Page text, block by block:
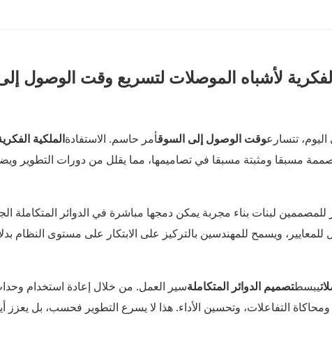
لأشباه الموصلات لتسريع وقت الوصول
تتسارعوقت الوصول إلى السوقأمر حاسم. الاستفادةالملكية
مسبقا ومثبتة مسبقا في تصاميمها، مما يقلل من دورات التطوير
للمصممين لبنات بناء مجربة يمكن دمجها مباشرة في الدوائر المتكاملة
ويسمح للمهندسين بالتركيز على الابتكار على مستوى النظام
يبسطتصميم الدوائر المتكاملةسير العمل. من خلال إعادة استخدام
التفاعلات، وتحسين الأداء. هذا لا يسرع التطوير فحسب، بل يعزز